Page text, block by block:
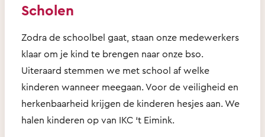
Scholen
Zodra de schoolbel gaat, staan onze medewerkers
klaar om je kind te brengen naar onze bso.
Uiteraard stemmen we met school af welke
kinderen wanneer meegaan. Voor de veiligheid en
herkenbaarheid krijgen de kinderen hesjes aan. We
halen kinderen op van IKC ‘t Eimink.